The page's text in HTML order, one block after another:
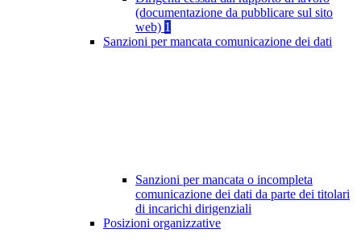
(documentazione da pubblicare sul sito
web) 1
Sanzioni per mancata comunicazione dei dati
Sanzioni per mancata o incompleta
comunicazione dei dati da parte dei titolari
di incarichi dirigenziali
Posizioni organizzative